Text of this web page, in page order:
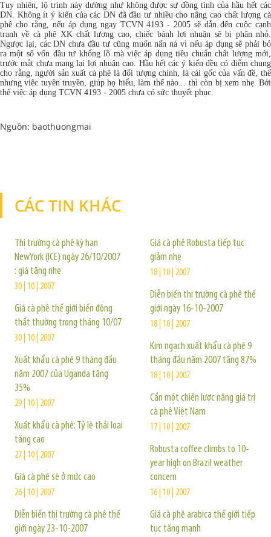
Tuy nhiên, lộ trình này dường như không được sự đồng tình của hầu hết các
DN. Không ít ý kiến của các DN đã đầu tư nhiều cho nâng cao chất lượng cà
phê cho rằng, nếu áp dụng ngay TCVN 4193 - 2005 sẽ dẫn đến cuộc cạnh
tranh về cà phê XK chất lượng cao, chiếc bánh lợi nhuận sẽ bị phân nhỏ.
Ngược lại, các DN chưa đầu tư cũng muốn nấn ná vì nếu áp dụng sẽ phải bỏ
ra một số vốn đầu tư khổng lồ mà việc áp dụng tiêu chuẩn chất lượng mới,
trước mắt chưa mang lại lợi nhuận cao. Hầu hết các ý kiến đều có điểm chung
cho rằng, người sản xuất cà phê là đối tượng chính, là cái gốc của vấn đề, thế
nhưng việc tuyên truyền, giúp họ hiểu, làm thế nào... thì còn bị xem nhẹ. Bởi
thế việc áp dụng TCVN 4193 - 2005 chưa có sức thuyết phục.
Nguồn: baothuongmai
CÁC TIN KHÁC
Thị trường cà phê kỳ hạn
NewYork (ICE) ngày 26/10/2007
: giá tăng nhẹ
30 | 10 | 2007
Giá cà phê thế giới biến động
thất thường trong tháng 10/07
30 | 10 | 2007
Xuất khẩu cà phê 9 tháng đầu
năm 2007 của Uganda tăng
35%
29 | 10 | 2007
Xuất khẩu cà phê: Tỷ lệ thải loại
tăng cao
27 | 10 | 2007
Giá cà phê sẽ ở mức cao
26 | 10 | 2007
Diễn biến thị trường cà phê thế
giới ngày 23-10-2007
Giá cà phê Robusta tiếp tục
giảm nhẹ
18 | 10 | 2007
Diễn biến thị trường cà phê thế
giới ngày 16-10-2007
18 | 10 | 2007
Kim ngạch xuất khẩu cà phê 9
tháng đầu năm 2007 tăng 87%
18 | 10 | 2007
Cần một chiến lược nâng giá trị
cà phê Việt Nam
17 | 10 | 2007
Robusta coffee climbs to 10-
year high on Brazil weather
concern
16 | 10 | 2007
Giá cà phê arabica thế giới tiếp
tục tăng mạnh